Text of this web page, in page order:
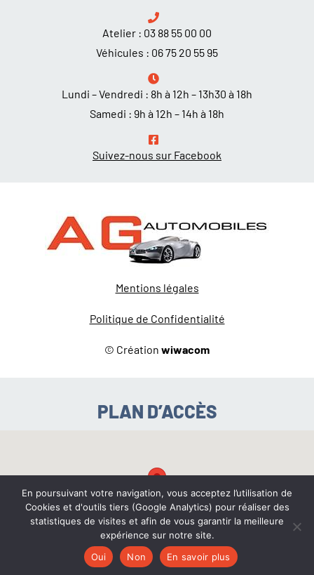
Atelier : 03 88 55 00 00
Véhicules : 06 75 20 55 95
Lundi – Vendredi : 8h à 12h – 13h30 à 18h
Samedi : 9h à 12h – 14h à 18h
Suivez-nous sur Facebook
Mentions légales
Politique de Confidentialité
© Création wiwacom
PLAN D’ACCÈS
En poursuivant votre navigation, vous acceptez l’utilisation de
Cookies et d'outils tiers (Google Analytics) pour réaliser des
statistiques de visites et afin de vous garantir la meilleure
expérience sur notre site.
Oui
Non En savoir plus